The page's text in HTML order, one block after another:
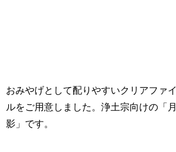
おみやげとして配りやすいクリアファイ
ルをご用意しました。浄土宗向けの「月
影」です。